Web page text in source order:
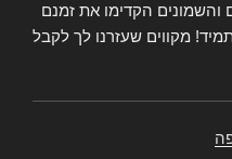
והשמונים הקדימו את זמנם
מקווים שעזרנו לך לקבל